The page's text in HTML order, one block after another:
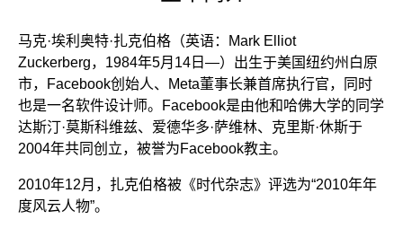
马克·埃利奥特·扎克伯格（英语：Mark Elliot
Zuckerberg，1984年5月14日—）出生于美国纽约州白原
市，Facebook创始人、Meta董事长兼首席执行官，同时
也是一名软件设计师。Facebook是由他和哈佛大学的同学
达斯汀·莫斯科维兹、爱德华多·萨维林、克里斯·休斯于
2004年共同创立，被誉为Facebook教主。
2010年12月，扎克伯格被《时代杂志》评选为“2010年年
度风云人物”。